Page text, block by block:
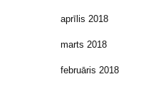
aprīlis 2018
marts 2018
februāris 2018